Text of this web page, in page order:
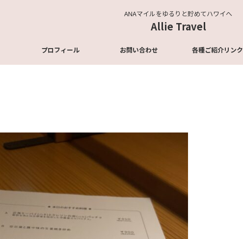
ANAマイルをゆるりと貯めてハワイへ
Allie Travel
プロフィール お問い合わせ 各種ご紹介リンク